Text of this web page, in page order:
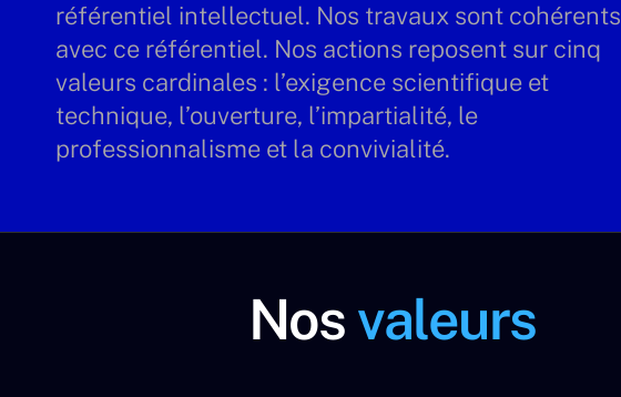
référentiel intellectuel. Nos travaux sont cohérents
avec ce référentiel. Nos actions reposent sur cinq
valeurs cardinales : l’exigence scientifique et
technique, l’ouverture, l’impartialité, le
professionnalisme et la convivialité.
Nos valeurs